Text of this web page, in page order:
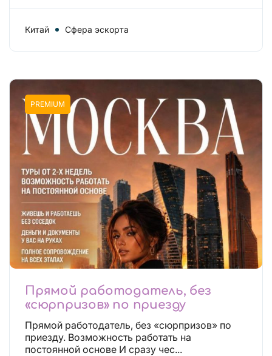
Китай Сфера эскорта
PREMIUM
Прямой работодатель, без
«сюрпризов» по приезду
Прямой работодатель, без «сюрпризов» по
приезду. Возможность работать на
постоянной основе И сразу чес...